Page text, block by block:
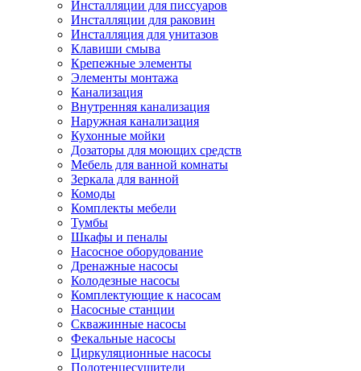
Инсталляции для писсуаров
Инсталляции для раковин
Инсталляция для унитазов
Клавиши смыва
Крепежные элементы
Элементы монтажа
Канализация
Внутренняя канализация
Наружная канализация
Кухонные мойки
Дозаторы для моющих средств
Мебель для ванной комнаты
Зеркала для ванной
Комоды
Комплекты мебели
Тумбы
Шкафы и пеналы
Насосное оборудование
Дренажные насосы
Колодезные насосы
Комплектующие к насосам
Насосные станции
Скважинные насосы
Фекальные насосы
Циркуляционные насосы
Полотенцесушители